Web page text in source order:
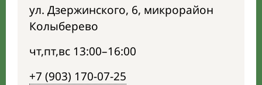
ул. Дзержинского, 6, микрорайон
Колыберево
чт,пт,вс 13:00–16:00
+7 (903) 170-07-25